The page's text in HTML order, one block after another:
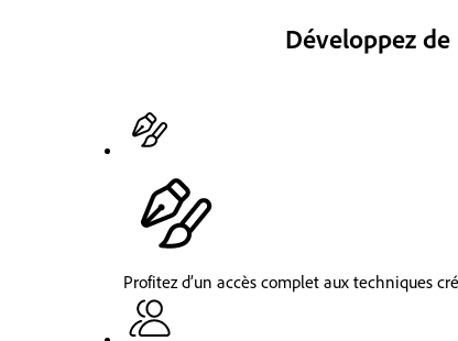
Développez
Profitez d’un accès complet aux techniques